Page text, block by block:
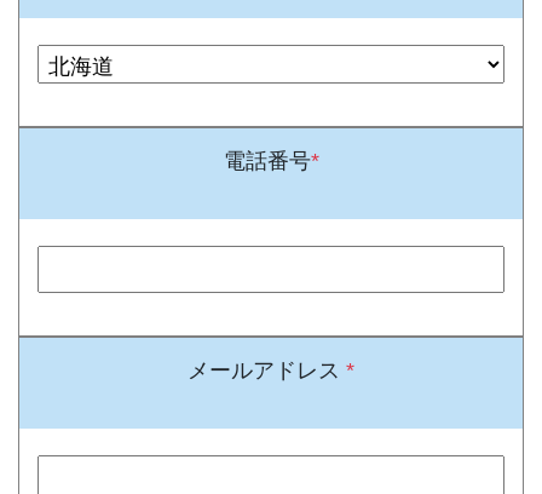
電話番号*
メールアドレス *